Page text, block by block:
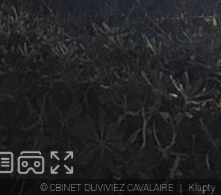
© CBINET DUVIVIEZ CAVALAIRE | Klapty